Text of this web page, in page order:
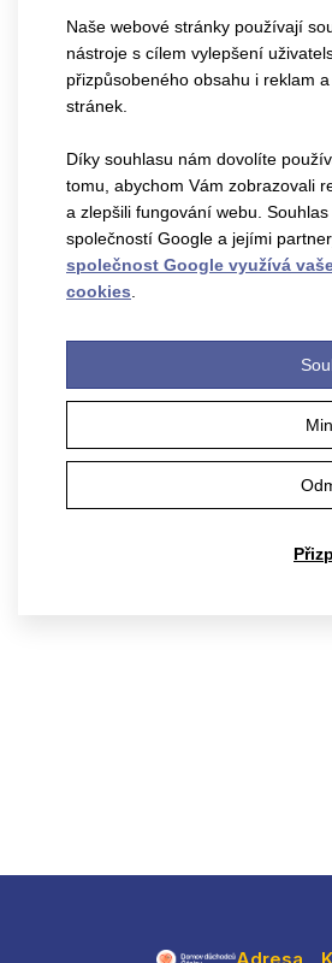
Naše webové stránky používají
nástroje s cílem vylepšení
přizpůsobeného obsahu i reklam
stránek.
Díky souhlasu nám dovolíte
tomu, abychom Vám zobrazovali
a zlepšili fungování webu.
společností Google a jejími
společnost Google využívá
cookies
či
s
a